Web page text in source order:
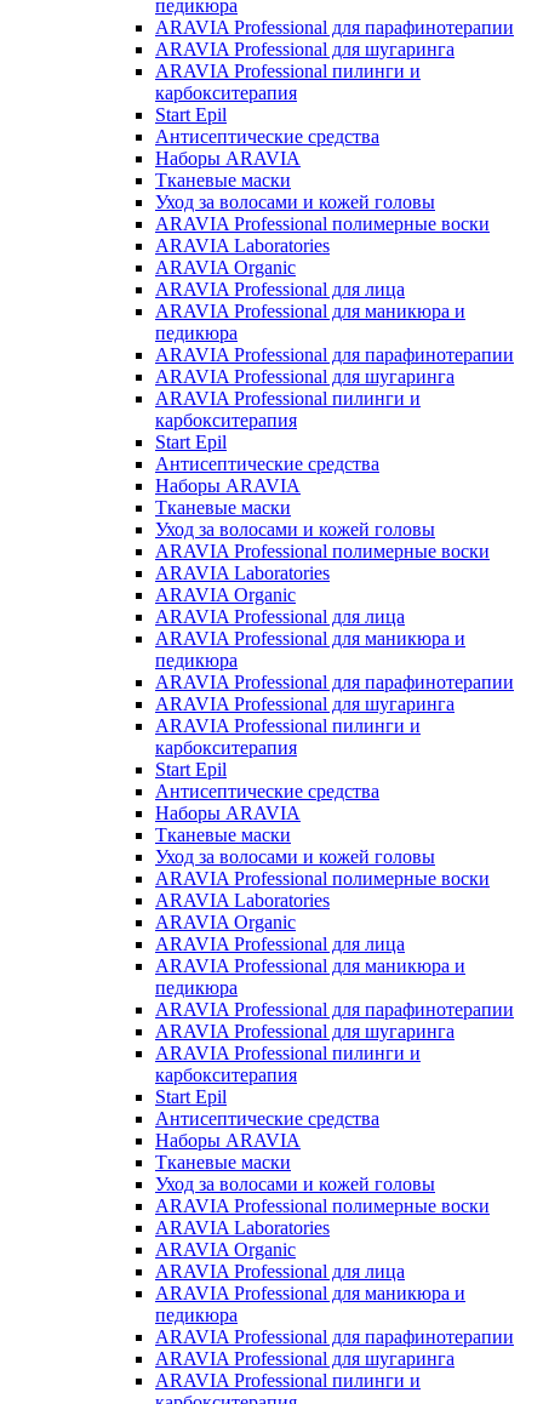
педикюра
ARAVIA Professional для парафинотерапии
ARAVIA Professional для шугаринга
ARAVIA Professional пилинги и
карбокситерапия
Start Epil
Антисептические средства
Наборы ARAVIA
Тканевые маски
Уход за волосами и кожей головы
ARAVIA Professional полимерные воски
ARAVIA Laboratories
ARAVIA Organic
ARAVIA Professional для лица
ARAVIA Professional для маникюра и
педикюра
ARAVIA Professional для парафинотерапии
ARAVIA Professional для шугаринга
ARAVIA Professional пилинги и
карбокситерапия
Start Epil
Антисептические средства
Наборы ARAVIA
Тканевые маски
Уход за волосами и кожей головы
ARAVIA Professional полимерные воски
ARAVIA Laboratories
ARAVIA Organic
ARAVIA Professional для лица
ARAVIA Professional для маникюра и
педикюра
ARAVIA Professional для парафинотерапии
ARAVIA Professional для шугаринга
ARAVIA Professional пилинги и
карбокситерапия
Start Epil
Антисептические средства
Наборы ARAVIA
Тканевые маски
Уход за волосами и кожей головы
ARAVIA Professional полимерные воски
ARAVIA Laboratories
ARAVIA Organic
ARAVIA Professional для лица
ARAVIA Professional для маникюра и
педикюра
ARAVIA Professional для парафинотерапии
ARAVIA Professional для шугаринга
ARAVIA Professional пилинги и
карбокситерапия
Start Epil
Антисептические средства
Наборы ARAVIA
Тканевые маски
Уход за волосами и кожей головы
ARAVIA Professional полимерные воски
ARAVIA Laboratories
ARAVIA Organic
ARAVIA Professional для лица
ARAVIA Professional для маникюра и
педикюра
ARAVIA Professional для парафинотерапии
ARAVIA Professional для шугаринга
ARAVIA Professional пилинги и